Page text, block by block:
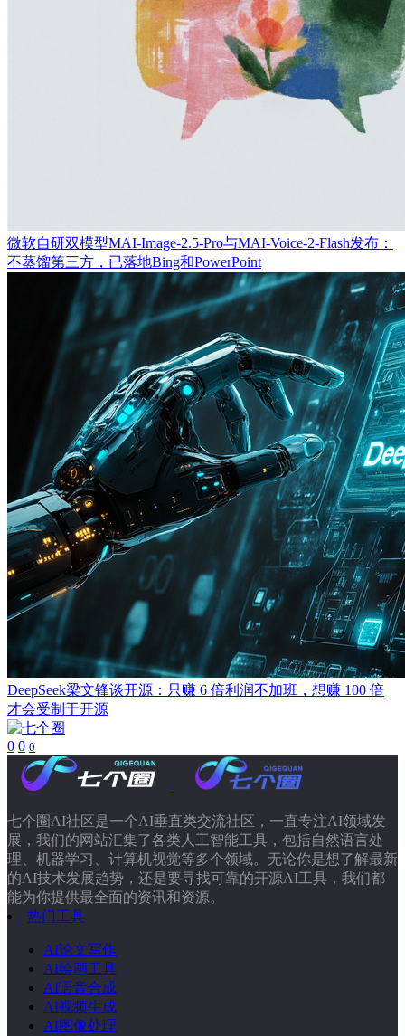
微软自研双模型MAI-Image-2.5-Pro与MAI-Voice-2-Flash发布：
不蒸馏第三方，已落地Bing和PowerPoint
DeepSeek梁文锋谈开源：只赚 6 倍利润不加班，想赚 100 倍
才会受制于开源
0 0 0
七个圈AI社区是一个AI垂直类交流社区，一直专注AI领域发
展，我们的网站汇集了各类人工智能工具，包括自然语言处
理、机器学习、计算机视觉等多个领域。无论你是想了解最新
的AI技术发展趋势，还是要寻找可靠的开源AI工具，我们都
能为你提供最全面的资讯和资源。
热门工具
AI论文写作
AI绘画工具
AI语音合成
AI视频生成
AI图像处理